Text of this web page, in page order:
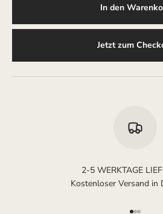
In den
Jetzt zum
2-5 WERKTAGE
Kostenloser Versand in